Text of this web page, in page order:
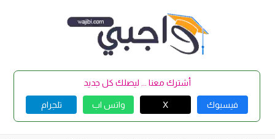
أشترك معنا ... ليصلك كل جديد
فيسبوك X واتس اب تلجرام